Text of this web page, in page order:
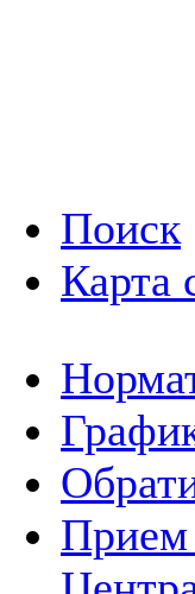
Поиск
Карта
Прием